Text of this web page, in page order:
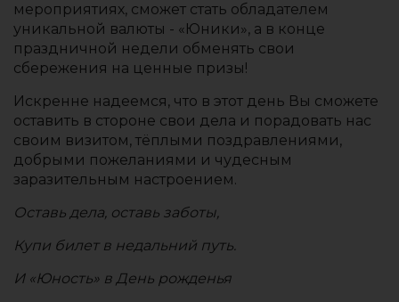
мероприятиях, сможет стать обладателем
уникальной валюты - «Юники», а в конце
праздничной недели обменять свои
сбережения на ценные призы!
Искренне надеемся, что в этот день Вы сможете
оставить в стороне свои дела и порадовать нас
своим визитом, тёплыми поздравлениями,
добрыми пожеланиями и чудесным
заразительным настроением.
Оставь дела, оставь заботы,
Купи билет в недальний путь.
И «Юность» в День рожденья